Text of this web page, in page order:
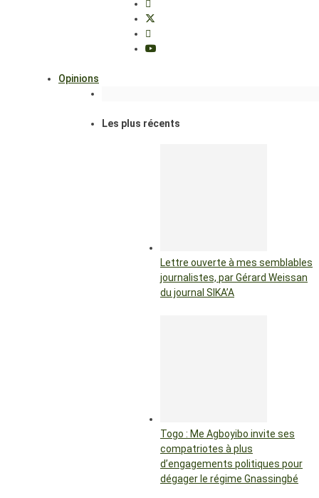
Opinions
Les plus récents
Lettre ouverte à mes semblables
journalistes, par Gérard Weissan
du journal SIKA’A
Togo : Me Agboyibo invite ses
compatriotes à plus
d’engagements politiques pour
dégager le régime Gnassingbé